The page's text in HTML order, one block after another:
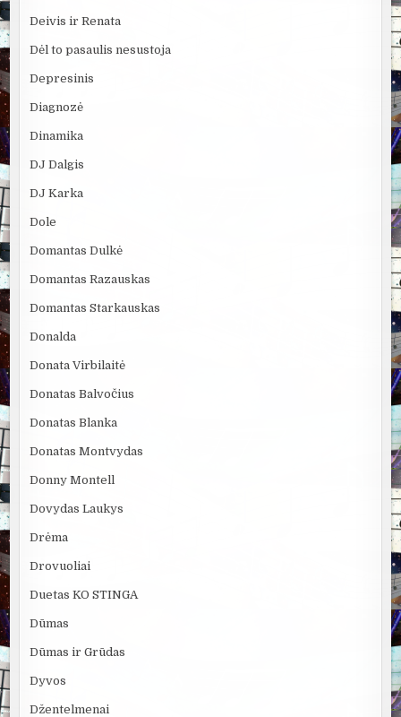
Deivis ir Renata
Dėl to pasaulis nesustoja
Depresinis
Diagnozė
Dinamika
DJ Dalgis
DJ Karka
Dole
Domantas Dulkė
Domantas Razauskas
Domantas Starkauskas
Donalda
Donata Virbilaitė
Donatas Balvočius
Donatas Blanka
Donatas Montvydas
Donny Montell
Dovydas Laukys
Drėma
Drovuoliai
Duetas KO STINGA
Dūmas
Dūmas ir Grūdas
Dyvos
Džentelmenai